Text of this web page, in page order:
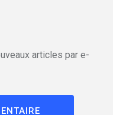
articles par e-